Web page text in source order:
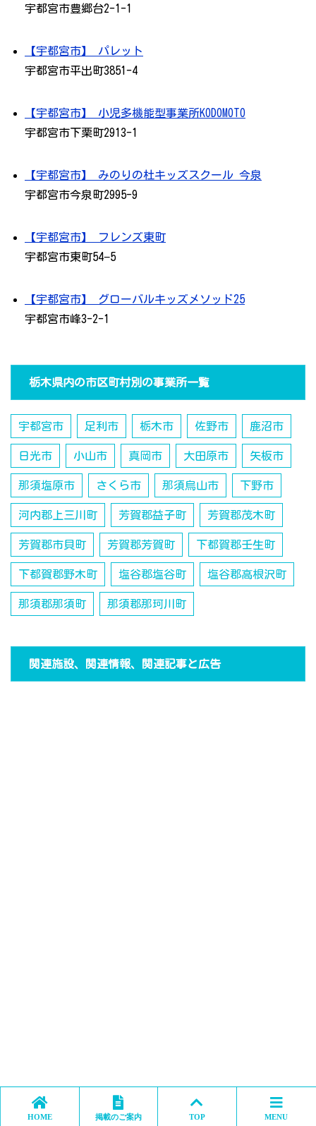
宇都宮市豊郷台2-1-1
【宇都宮市】 パレット
宇都宮市平出町3851-4
【宇都宮市】 小児多機能型事業所KODOMOTO
宇都宮市下栗町2913-1
【宇都宮市】 みのりの杜キッズスクール 今泉
宇都宮市今泉町2995-9
【宇都宮市】 フレンズ東町
宇都宮市東町54−5
【宇都宮市】 グローバルキッズメソッド25
宇都宮市峰3-2-1
栃木県内の市区町村別の事業所一覧
宇都宮市 足利市 栃木市 佐野市 鹿沼市
日光市 小山市 真岡市 大田原市 矢板市
那須塩原市 さくら市 那須烏山市 下野市
河内郡上三川町 芳賀郡益子町 芳賀郡茂木町
芳賀郡市貝町 芳賀郡芳賀町 下都賀郡壬生町
下都賀郡野木町 塩谷郡塩谷町 塩谷郡高根沢町
那須郡那須町 那須郡那珂川町
関連施設、関連情報、関連記事と広告
HOME 掲載のご案内 TOP MENU